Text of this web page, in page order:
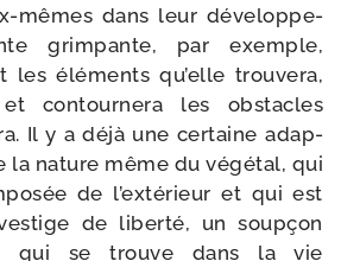
​mêmes dans leur déve­lop­pe­
grim­pante, par exemple,
les élé­ments qu’elle trou­ve­ra,
et contour­ne­ra les obs­tacles
Il y a déjà une cer­taine adap­
la nature même du végé­tal, qui
de l’extérieur et qui est
de liber­té, un soup­çon
qui se trouve dans la vie